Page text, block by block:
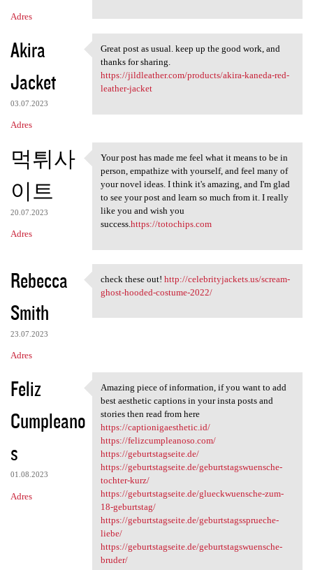
Adres
Akira
Jacket
03.07.2023
Adres
Great post as usual. keep up
Great post as usual. keep up the good work, and
thanks for sharing.
https://jildleather.com/products/akira-kaneda-red-
leather-jacket
먹튀사
이트
20.07.2023
Adres
Your post has made me feel
Your post has made me feel what it means to be in
person, empathize with yourself, and feel many of
your novel ideas. I think it's amazing, and I'm glad
to see your post and learn so much from it. I really
like you and wish you
success. https://totochips.com
Rebecca
Smith
23.07.2023
Adres
check these out! http:/
check these out! http://celebrityjackets.us/scream-
ghost-hooded-costume-2022/
Feliz
Cumpleano
s
01.08.2023
Adres
Amazing piece of information,
Amazing piece of information, if you want to add
best aesthetic captions in your insta posts and
stories then read from here
https://captionigaesthetic.id/
https://felizcumpleanoso.com/
https://geburtstagseite.de/
https://geburtstagseite.de/geburtstagswuensche-
tochter-kurz/
https://geburtstagseite.de/glueckwuensche-zum-
18-geburtstag/
https://geburtstagseite.de/geburtstagssprueche-
liebe/
https://geburtstagseite.de/geburtstagswuensche-
bruder/